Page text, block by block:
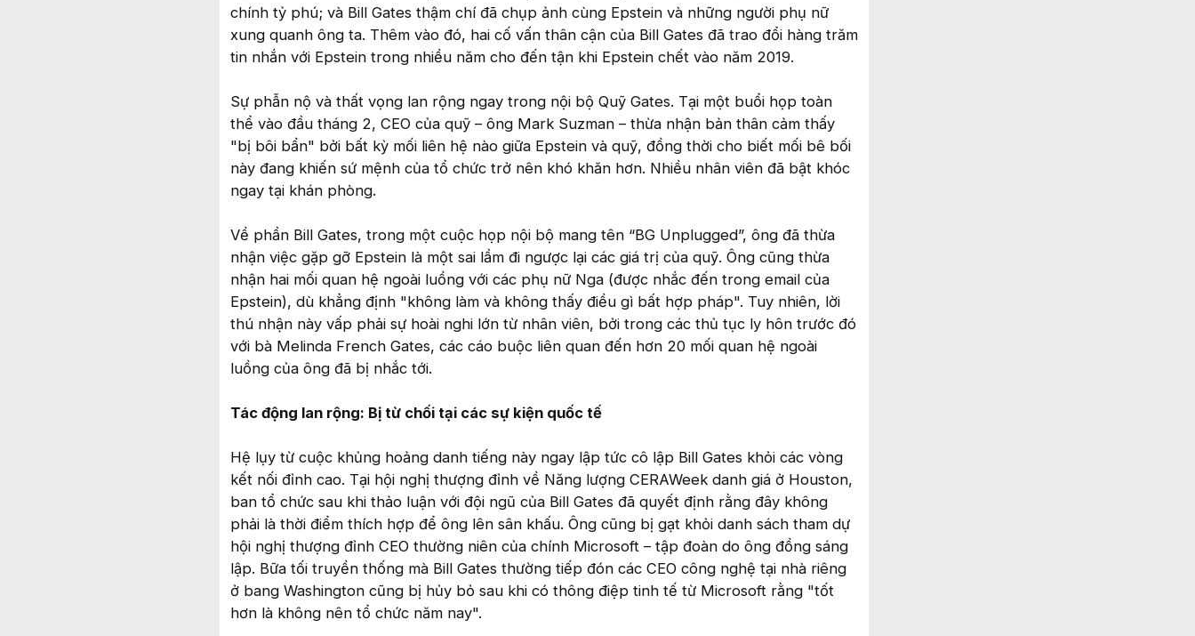
chính tỷ phú; và Bill Gates thậm chí đã chụp ảnh cùng Epstein và những người phụ nữ
xung quanh ông ta. Thêm vào đó, hai cố vấn thân cận của Bill Gates đã trao đổi hàng trăm
tin nhắn với Epstein trong nhiều năm cho đến tận khi Epstein chết vào năm 2019.
Sự phẫn nộ và thất vọng lan rộng ngay trong nội bộ Quỹ Gates. Tại một buổi họp toàn
thể vào đầu tháng 2, CEO của quỹ – ông Mark Suzman – thừa nhận bản thân cảm thấy
"bị bôi bẩn" bởi bất kỳ mối liên hệ nào giữa Epstein và quỹ, đồng thời cho biết mối bê bối
này đang khiến sứ mệnh của tổ chức trở nên khó khăn hơn. Nhiều nhân viên đã bật khóc
ngay tại khán phòng.
Về phần Bill Gates, trong một cuộc họp nội bộ mang tên “BG Unplugged”, ông đã thừa
nhận việc gặp gỡ Epstein là một sai lầm đi ngược lại các giá trị của quỹ. Ông cũng thừa
nhận hai mối quan hệ ngoài luồng với các phụ nữ Nga (được nhắc đến trong email của
Epstein), dù khẳng định "không làm và không thấy điều gì bất hợp pháp". Tuy nhiên, lời
thú nhận này vấp phải sự hoài nghi lớn từ nhân viên, bởi trong các thủ tục ly hôn trước đó
với bà Melinda French Gates, các cáo buộc liên quan đến hơn 20 mối quan hệ ngoài
luồng của ông đã bị nhắc tới.
Tác động lan rộng: Bị từ chối tại các sự kiện quốc tế
Hệ lụy từ cuộc khủng hoảng danh tiếng này ngay lập tức cô lập Bill Gates khỏi các vòng
kết nối đỉnh cao. Tại hội nghị thượng đỉnh về Năng lượng CERAWeek danh giá ở Houston,
ban tổ chức sau khi thảo luận với đội ngũ của Bill Gates đã quyết định rằng đây không
phải là thời điểm thích hợp để ông lên sân khấu. Ông cũng bị gạt khỏi danh sách tham dự
hội nghị thượng đỉnh CEO thường niên của chính Microsoft – tập đoàn do ông đồng sáng
lập. Bữa tối truyền thống mà Bill Gates thường tiếp đón các CEO công nghệ tại nhà riêng
ở bang Washington cũng bị hủy bỏ sau khi có thông điệp tinh tế từ Microsoft rằng "tốt
hơn là không nên tổ chức năm nay".